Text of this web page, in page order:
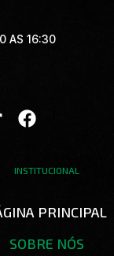
INSTITUCIONAL
PRINCIPAL
SOBRE NÓS
AS 16:30
F
e
o
k